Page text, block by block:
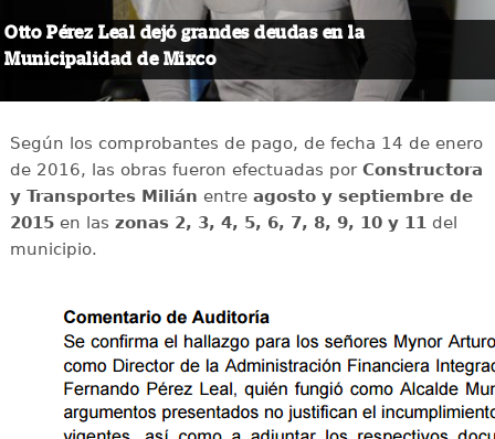
Otto Pérez Leal dejó grandes deudas en la
Municipalidad de Mixco
Según los comprobantes de pago, de fecha 14 de enero
de 2016, las obras fueron efectuadas por Constructora
y Transportes Milián entre agosto y septiembre de
2015en las zonas 2, 3, 4, 5, 6, 7, 8, 9, 10 y 11del
municipio.